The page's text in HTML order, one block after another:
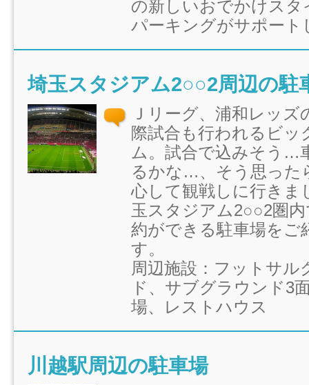
の新しいおでかけスタ
パーキングがサポート
埼玉スタジアム2○○2周辺の駐
Ｊリーグ、浦和レッズ
際試合も行われるビッ
ム。試合で込みそう…
るかな…、そう思った
心して観戦しに行きま
玉スタジアム2○○2圏
約ができる駐車場をご
す。
周辺施設：フットサル
ド、サブグラウンド3
場、レストハウス
川越駅周辺の駐車場